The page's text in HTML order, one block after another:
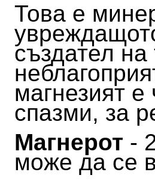
Това е
създател
магнезият е
спазми, за
Магнерот -
може да се